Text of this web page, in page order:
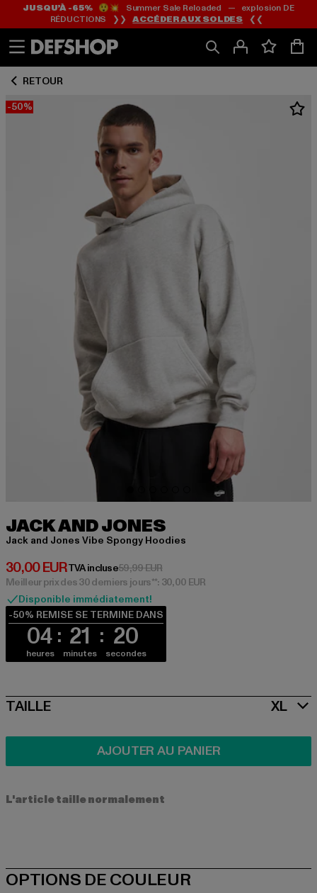
Passer
au
Passer
au
de
JUSQU’À -65%😲💥 Summer Sale Reloaded — explosion DE
RÉDUCTIONS ❯❯ACCÉDER AUX SOLDES ❮❮
RETOUR
-50%
JACK AND JONES
Jack and Jones Vibe Spongy Hoodies
30,00 EUR
Prix courant: 30,00 EUR
TVA incluse59,99 EURPrix en promotion: 59,99 EUR
Meilleur prix des 30 derniers jours**: 30,00 EUR
Disponible immédiatement!
-50% REMISE SE TERMINE DANS
04
heures
21
minutes
20
secondes
SIZE
TAILLE XL
AJOUTER AU PANIER
L'article taille normalement
OPTIONS DE COULEUR